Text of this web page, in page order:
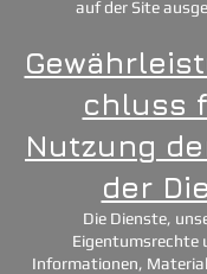
auf der Site
chluss
Nutzung
der
Die Dienste,
Eigentumsrechte
Informationen,